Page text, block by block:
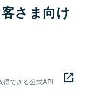
さま向け
得できる公式API